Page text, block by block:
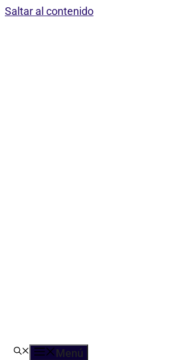
Saltar al contenido
Menú